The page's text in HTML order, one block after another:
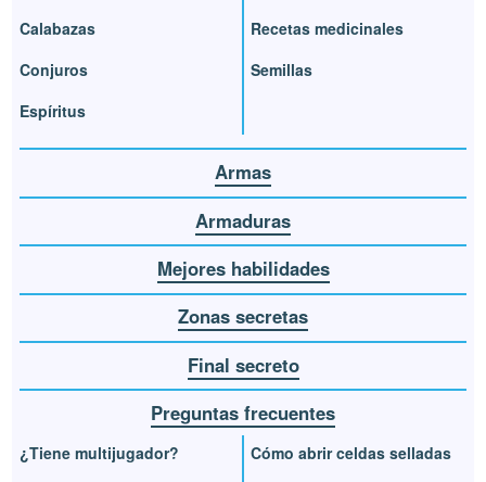
Calabazas
Conjuros
Espíritus
Recetas medicinales
Semillas
Armas
Armaduras
Mejores habilidades
Zonas secretas
Final secreto
Preguntas frecuentes
¿Tiene multijugador?
Cómo abrir celdas selladas